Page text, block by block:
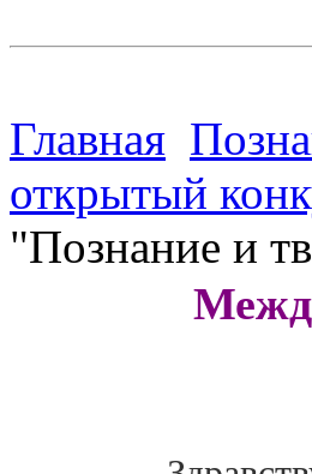
Главная
открытый
"Познание и